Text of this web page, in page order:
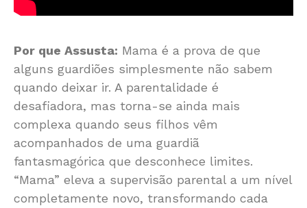
Por que Assusta: Mama é a prova de que
alguns guardiões simplesmente não sabem
quando deixar ir. A parentalidade é
desafiadora, mas torna-se ainda mais
complexa quando seus filhos vêm
acompanhados de uma guardiã
fantasmagórica que desconhece limites.
“Mama” eleva a supervisão parental a um nível
completamente novo, transformando cada